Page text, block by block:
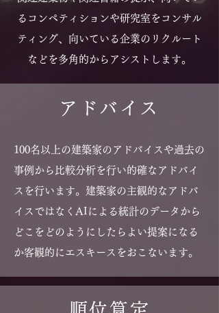
るコンペティションや研究室をコンサル
ティング、向いている企業のリクルート
などを多角的からアシストします。
アドバイス
100名以上の建築家のアドバイスや​過去の
事例から比較分析を行い的確なアドバイ
スを行います。建築家の主観的なアドバ
イスではなくAIによる統計のデータから
どこをどのようにしたらよい提案になる
か客観的にエスキースをおこないます。